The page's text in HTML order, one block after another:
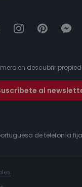
en descubrir
al
de telefonía